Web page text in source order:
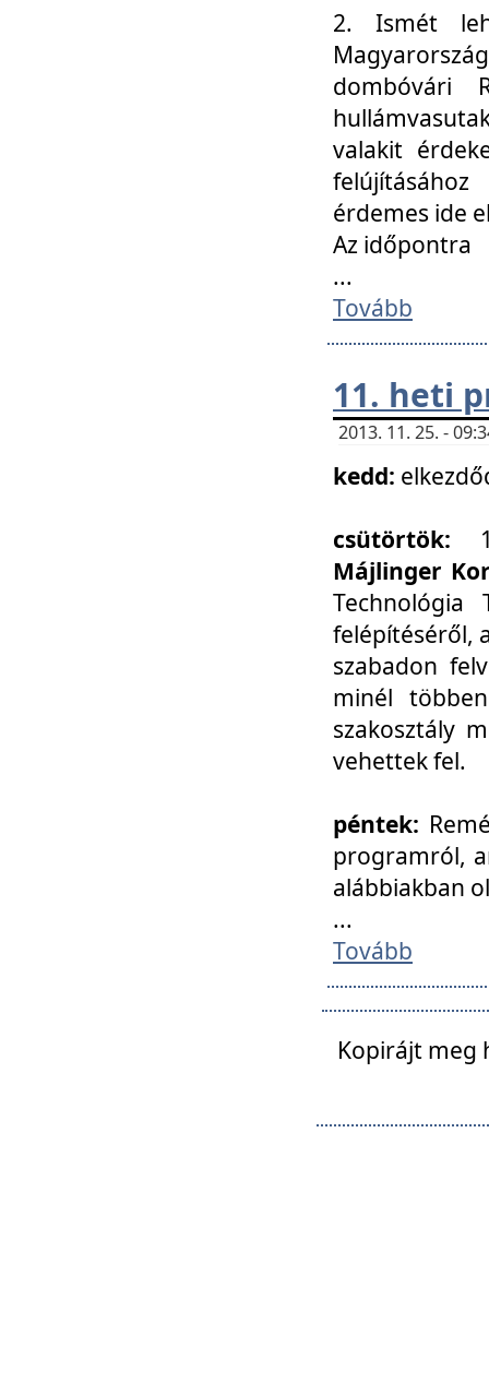
2. Ismét
dombóvári
valakit
érdemes ide
Az időpontra
...
Tovább
11. heti
2013. 11. 25. -
kedd:
csütörtök:
Májlinger
Technológia
felépítéséről,
szabadon
minél
szakosztály
vehettek fel.
péntek:
programról,
alábbiakban
...
Tovább
Kopirájt meg